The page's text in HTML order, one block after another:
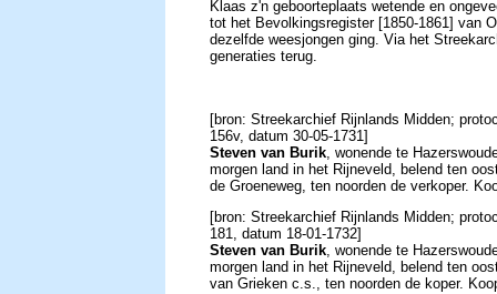
Klaas z'n geboorteplaats wetende en
tot het Bevolkingsregister [1850-1861] van
dezelfde weesjongen ging. Via het
generaties terug.
[bron: Streekarchief Rijnlands Midden;
156v, datum 30-05-1731]
Steven van Burik, wonende te
morgen land in het Rijneveld, belend ten
de Groeneweg, ten noorden de verkoper.
[bron: Streekarchief Rijnlands Midden;
181, datum 18-01-1732]
Steven van Burik, wonende te
morgen land in het Rijneveld, belend ten
van Grieken c.s., ten noorden de koper.